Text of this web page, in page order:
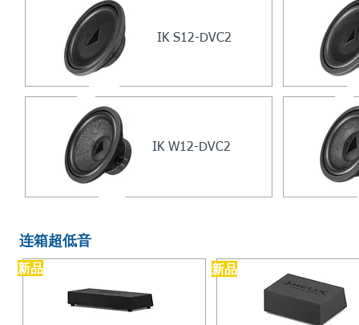
IK S12-DVC2
IK W12-DVC2
连箱超低音
​新品 ​新品